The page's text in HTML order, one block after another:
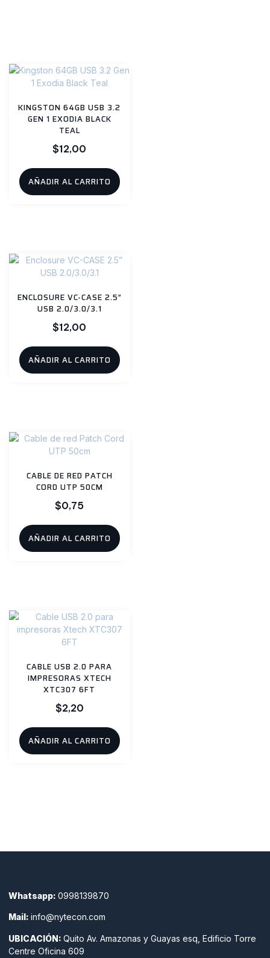
KINGSTON 64GB USB 3.2
GEN 1 EXODIA BLACK
TEAL
$12,00
AÑADIR AL CARRITO
ENCLOSURE VC-CASE 2.5”
USB 2.0/3.0/3.1
$12,00
AÑADIR AL CARRITO
CABLE DE RED PATCH
CORD UTP 50CM
$0,75
AÑADIR AL CARRITO
CABLE USB 2.0 PARA
IMPRESORAS XTECH
XTC307 6FT
$2,20
AÑADIR AL CARRITO
Whatsapp: 0998139870
Mail: info@nytecon.com
UBICACIÓN: Quito Av. Amazonas y Guayas esq, Edificio Torre
Centre Oficina 609